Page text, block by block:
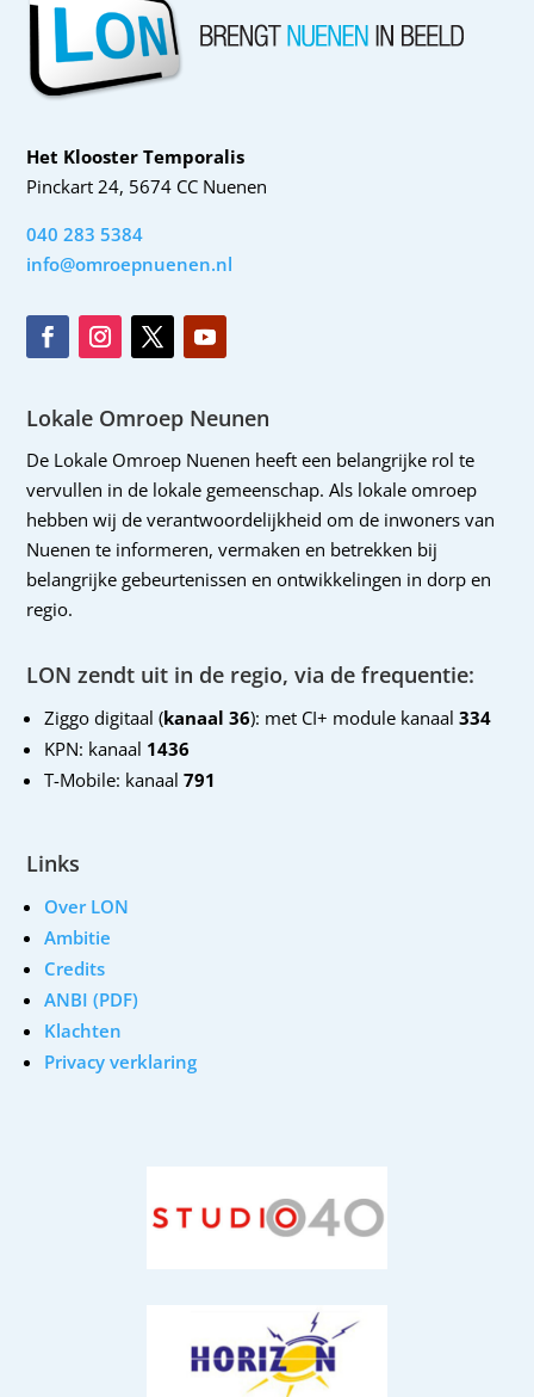
Het Klooster Temporalis
Pinckart 24, 5674 CC Nuenen
040 283 5384
info@omroepnuenen.nl
Lokale Omroep Neunen
De Lokale Omroep Nuenen heeft een belangrijke rol te
vervullen in de lokale gemeenschap. Als lokale omroep
hebben wij de verantwoordelijkheid om de inwoners van
Nuenen te informeren, vermaken en betrekken bij
belangrijke gebeurtenissen en ontwikkelingen in dorp en
regio.
LON zendt uit in de regio, via de frequentie:
Ziggo digitaal (kanaal 36): met CI+ module kanaal 334
KPN: kanaal 1436
T-Mobile: kanaal791
Links
Over LON
Ambitie
Credits
ANBI (PDF)
Klachten
Privacy verklaring